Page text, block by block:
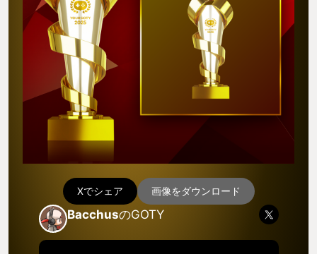
Xでシェア 画像をダウンロード
BacchusのGOTY